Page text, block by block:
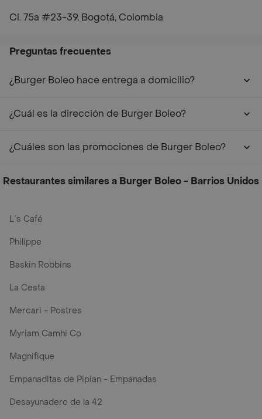
Cl. 75a #23-39, Bogotá, Colombia
Preguntas frecuentes
¿Burger Boleo hace entrega a domicilio?
¿Cuál es la dirección de Burger Boleo?
¿Cuáles son las promociones de Burger Boleo?
Restaurantes similares a Burger Boleo - Barrios Unidos
L´s Café
Philippe
Baskin Robbins
La Cesta
Mercari - Postres
Myriam Camhi Co
Magnifique
Empanaditas de Pipian - Empanadas
Desayunadero de la 42